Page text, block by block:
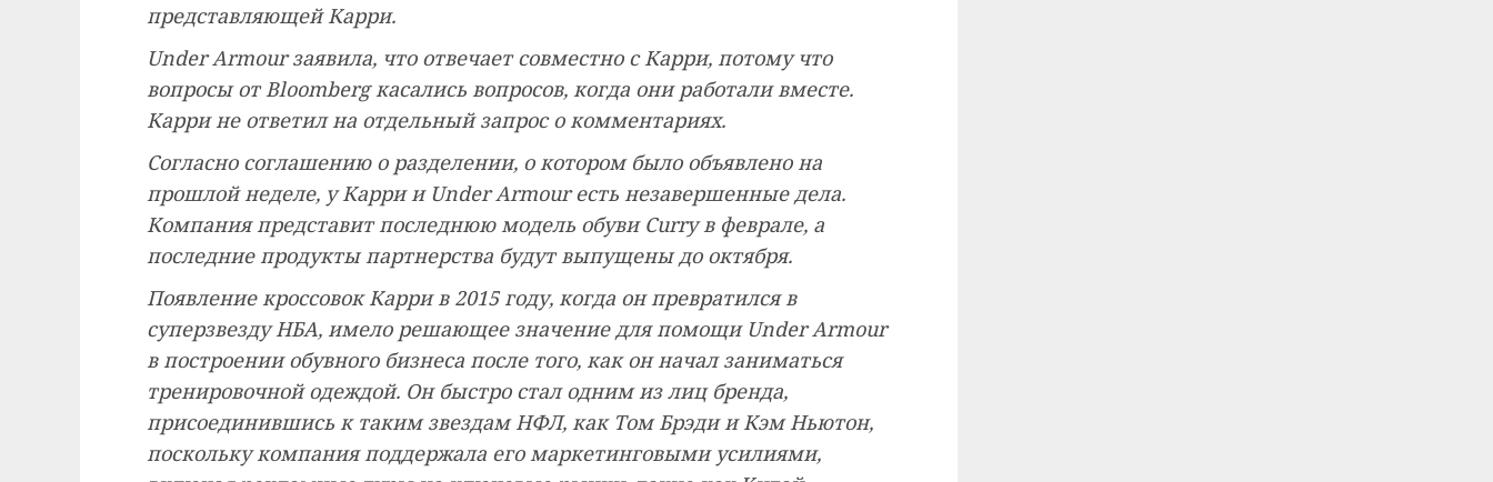
представляющей Карри.
Under Armour заявила, что отвечает совместно с Карри, потому что
вопросы от Bloomberg касались вопросов, когда они работали вместе.
Карри не ответил на отдельный запрос о комментариях.
Согласно соглашению о разделении, о котором было объявлено на
прошлой неделе, у Карри и Under Armour есть незавершенные дела.
Компания представит последнюю модель обуви Curry в феврале, а
последние продукты партнерства будут выпущены до октября.
Появление кроссовок Карри в 2015 году, когда он превратился в
суперзвезду НБА, имело решающее значение для помощи Under Armour
в построении обувного бизнеса после того, как он начал заниматься
тренировочной одеждой. Он быстро стал одним из лиц бренда,
присоединившись к таким звездам НФЛ, как Том Брэди и Кэм Ньютон,
поскольку компания поддержала его маркетинговыми усилиями,